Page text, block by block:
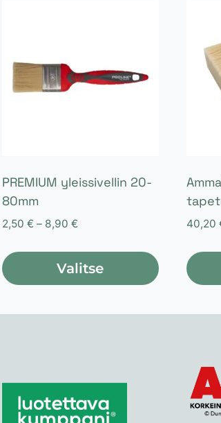
PREMIUM yleissivellin 20-
80mm
2,50 € – 8,90 €Hintaluokka:
8,90 €
Valitse
tuotteella
tehdä
40,20